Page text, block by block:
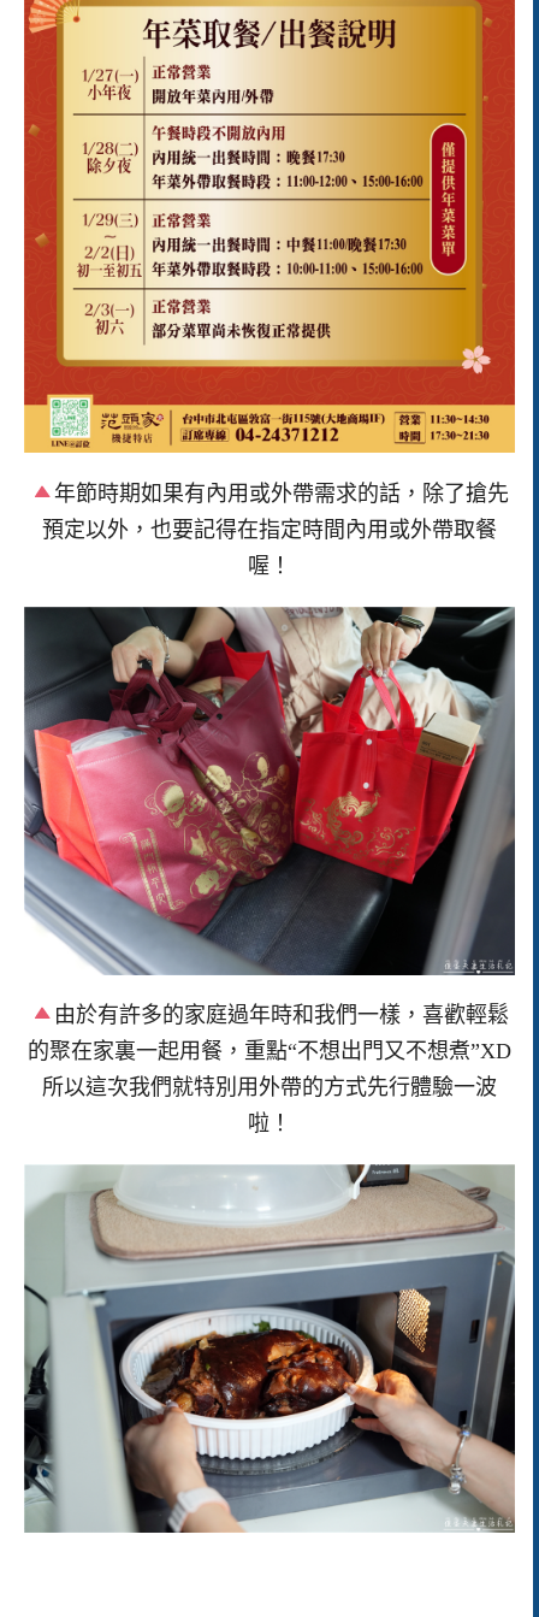
年節時期如果有內用或外帶需求的話，除了搶先
預定以外，也要記得在指定時間內用或外帶取餐
喔！
由於有許多的家庭過年時和我們一樣，喜歡輕鬆
的聚在家裏一起用餐，重點“不想出門又不想煮”XD
所以這次我們就特別用外帶的方式先行體驗一波
啦！